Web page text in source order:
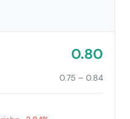
0.80
0.75 – 0.84